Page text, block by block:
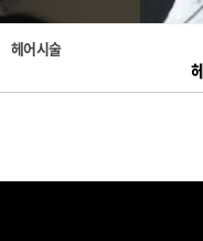
헤어시술